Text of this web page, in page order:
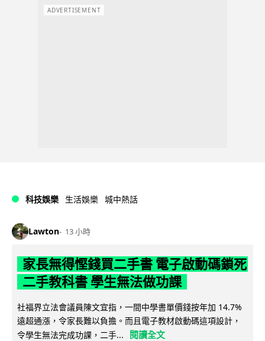
ADVERTISEMENT
科技娛樂 生活娛樂 城中熱話
Lawton 13 小時
家長無得慳錢買二手書 電子啟動碼鎖死
二手教科書 學生無法做功課
社福界立法會議員陳文宜指，一間中學書單價錢按年加 14.7%
遠超通漲，令家長難以負擔。而且電子教材啟動碼這項設計，
令學生無法完成功課，二手...
閱讀全文